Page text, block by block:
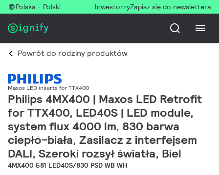
Polska - Polski InwestorzyZapisz się do newslettera
Powrót do rodziny produktów
Maxos LED inserts for TTX400
Philips 4MX400 | Maxos LED Retrofit
for TTX400, LED40S | LED module,
system flux 4000 lm, 830 barwa
ciepło-biała, Zasilacz z interfejsem
DALI, Szeroki rozsył światła, Biel
4MX400 581 LED40S/830 PSD WB WH